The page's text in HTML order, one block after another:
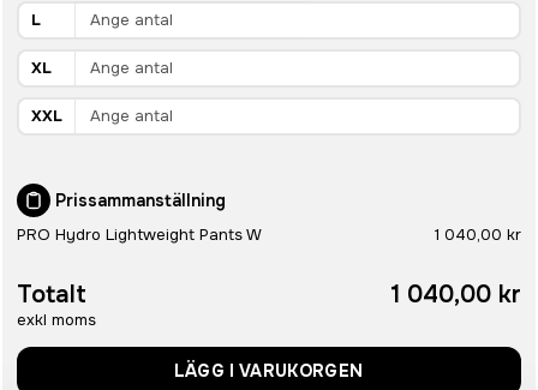
L
XL
XXL
Prissammanställning
PRO Hydro Lightweight Pants W 1 040,00 kr
Totalt
exkl moms
1 040,00 kr
LÄGG I VARUKORGEN